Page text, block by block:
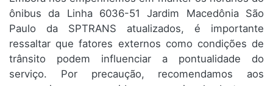
ônibus da Linha 6036-51 Jardim Macedônia São
Paulo da SPTRANS atualizados, é importante
ressaltar que fatores externos como condições de
trânsito podem influenciar a pontualidade do
serviço. Por precaução, recomendamos aos